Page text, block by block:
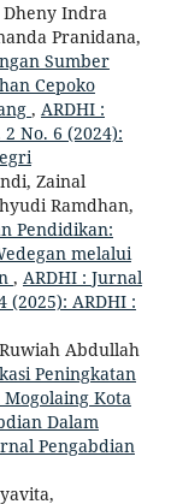
Dheny Indra
Pranidana,
Sumber
Cepoko
, ARDHI :
No. 6 (2024):
Zainal
Ramdhan,
Pendidikan:
melalui
, ARDHI : Jurnal
(2025): ARDHI :
Abdullah
Peningkatan
Mogolaing Kota
Dalam
Pengabdian